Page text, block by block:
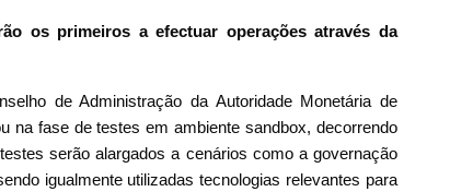
os primeiros a efectuar operações através da
de Administração da Autoridade Monetária de
na fase de testes em ambiente sandbox, decorrendo
serão alargados a cenários como a governação
igualmente utilizadas tecnologias relevantes para